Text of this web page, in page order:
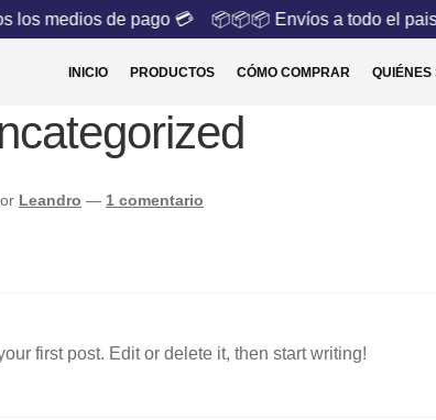
los medios de pago 💳 📦📦📦 Envíos a todo el
INICIO PRODUCTOS CÓMO COMPRAR QUIÉNES
Leandro — 1 comentario
first post. Edit or delete it, then start writing!